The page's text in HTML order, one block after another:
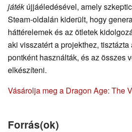
játékújjáéledésével, amely
Steam-oldalán kiderült, hogy
háttérelemek és az ötletek
aki visszatért a projekthez,
pontként használták, és az összes
elkészíteni.
Vásárolja meg a Dragon Age: The
Forrás(ok)